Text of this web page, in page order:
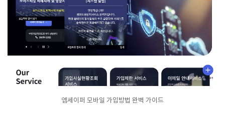
엠세이퍼 모바일 가입방법 완벽 가이드